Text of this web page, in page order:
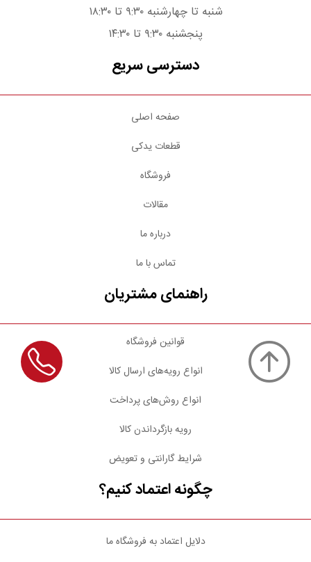
شنبه تا چهارشنبه ۹:۳۰ تا ۱۸:۳۰
پنجشنبه ۹:۳۰ تا ۱۴:۳۰
دسترسی سریع
صفحه اصلی
قطعات یدکی
فروشگاه
مقالات
درباره ما
تماس با ما
راهنمای مشتریان
قوانین فروشگاه
انواع رویه‌های ارسال کالا
انواع روش‌های پرداخت
رویه بازگرداندن کالا
شرایط گارانتی و تعویض
چگونه اعتماد کنیم؟
دلایل اعتماد به فروشگاه ما